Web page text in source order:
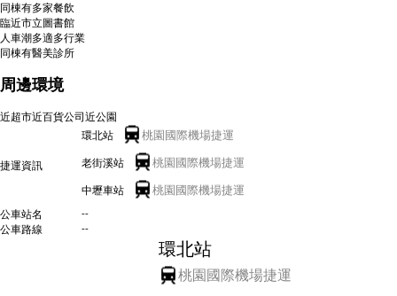
同棟有多家餐飲
臨近市立圖書館
人車潮多適多行業
同棟有醫美診所
周邊環境
近超市近百貨公司 近公園
捷運資訊
環北站 桃園國際機場捷運
老街溪站 桃園國際機場捷運
中壢車站 桃園國際機場捷運
公車站名
--
公車路線
--
環北站
桃園國際機場捷運